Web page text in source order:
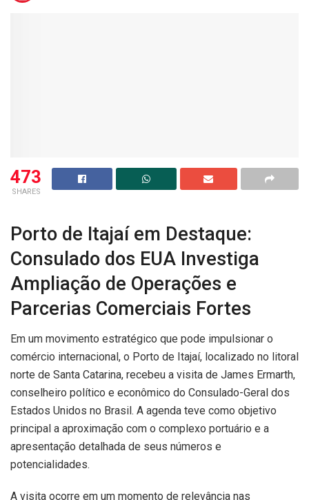
473
SHARES
Porto de Itajaí em Destaque:
Consulado dos EUA Investiga
Ampliação de Operações e
Parcerias Comerciais Fortes
Em um movimento estratégico que pode impulsionar o
comércio internacional, o Porto de Itajaí, localizado no litoral
norte de Santa Catarina, recebeu a visita de James Ermarth,
conselheiro político e econômico do Consulado-Geral dos
Estados Unidos no Brasil. A agenda teve como objetivo
principal a aproximação com o complexo portuário e a
apresentação detalhada de seus números e
potencialidades.
A visita ocorre em um momento de relevância nas